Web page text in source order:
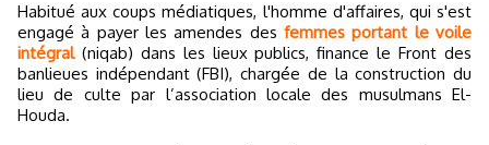
Habitué aux coups médiatiques, l'homme d'affaires, qui s'est
engagé à payer les amendes des femmes portant le voile
intégral(niqab) dans les lieux publics, finance le Front des
banlieues indépendant (FBI), chargée de la construction du
lieu de culte par l’association locale des musulmans El-
Houda.